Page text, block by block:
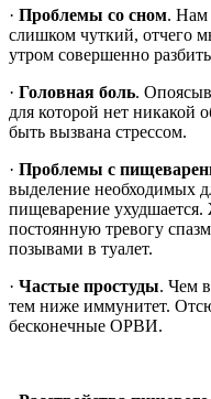
· Проблемы со сном. Нам
слишком чуткий, отчего
утром совершенно
· Головная боль.
для которой нет никакой
быть вызвана стрессом.
· Проблемы с
выделение необходимых
пищеварение ухудшается.
постоянную тревогу
позывами в туалет.
· Частые простуды. Чем
тем ниже иммунитет.
бесконечные ОРВИ.